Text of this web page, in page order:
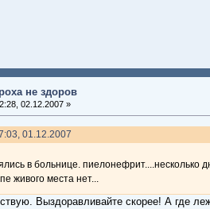
не здоров
02.12.2007 »
01.12.2007
в больнице.
живого места нет...
Выздоравливайте скорее! А где